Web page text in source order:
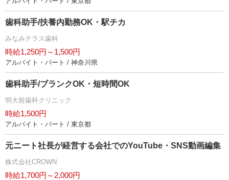
歯科助手/扶養内勤務OK・駅チカ
みなみテラス歯科
時給1,250円～1,500円
アルバイト・パート / 神奈川県
歯科助手/ブランクOK・短時間OK
明大前歯科クリニック
時給1,500円
アルバイト・パート / 東京都
元ニート社長が経営する会社でのYouTube・SNS動画編集
株式会社CROWN
時給1,700円～2,000円